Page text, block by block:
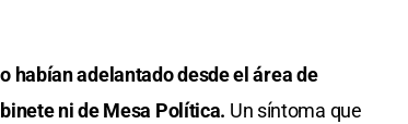
habían adelantado desde el área de
ni de Mesa Política. Un síntoma que